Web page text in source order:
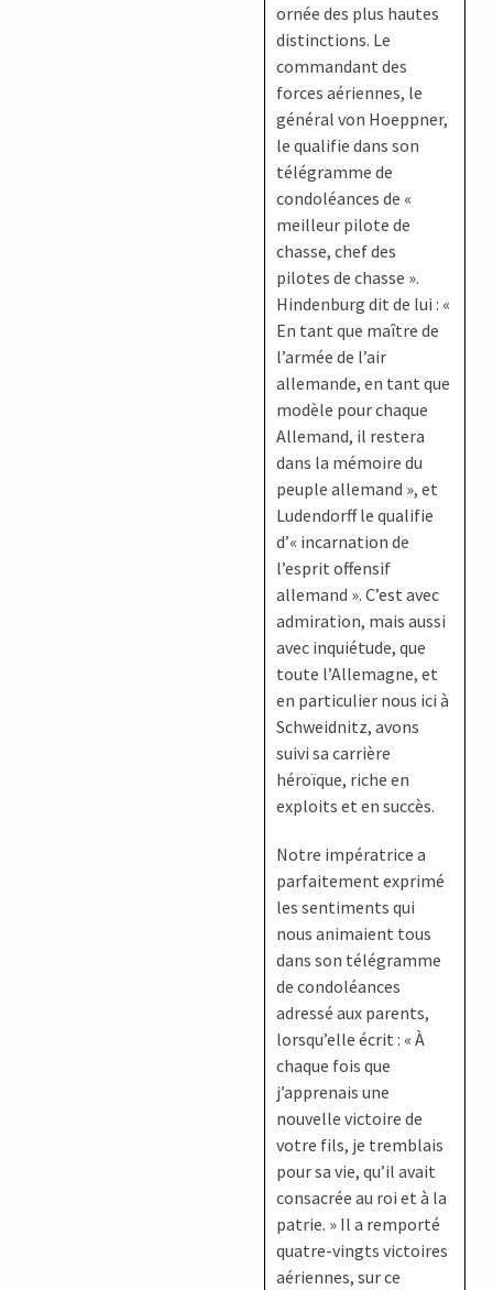
ornée des plus hautes
distinctions. Le
commandant des
forces aériennes, le
général von Hoeppner,
le qualifie dans son
télégramme de
condoléances de «
meilleur pilote de
chasse, chef des
pilotes de chasse ».
Hindenburg dit de lui : «
En tant que maître de
l’armée de l’air
allemande, en tant que
modèle pour chaque
Allemand, il restera
dans la mémoire du
peuple allemand », et
Ludendorff le qualifie
d’« incarnation de
l’esprit offensif
allemand ». C’est avec
admiration, mais aussi
avec inquiétude, que
toute l’Allemagne, et
en particulier nous ici à
Schweidnitz, avons
suivi sa carrière
héroïque, riche en
exploits et en succès.
Notre impératrice a
parfaitement exprimé
les sentiments qui
nous animaient tous
dans son télégramme
de condoléances
adressé aux parents,
lorsqu’elle écrit : « À
chaque fois que
j’apprenais une
nouvelle victoire de
votre fils, je tremblais
pour sa vie, qu’il avait
consacrée au roi et à la
patrie. » Il a remporté
quatre-vingts victoires
aériennes, sur ce